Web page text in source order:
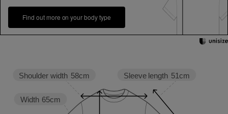
Find out more on your body type
Sleeve length 51cm
Width 65cm
Shoulder width 58cm